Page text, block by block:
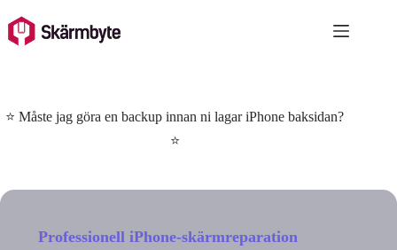
to
content
⭐ Måste jag göra en backup innan ni lagar iPhone baksidan?
⭐
Professionell iPhone-skärmreparation